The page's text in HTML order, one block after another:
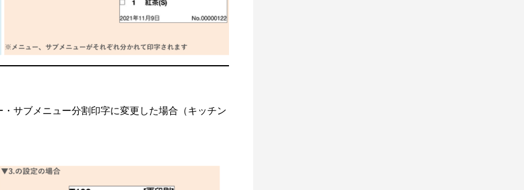
サブメニュー分割印字に変更した場合（キッチン